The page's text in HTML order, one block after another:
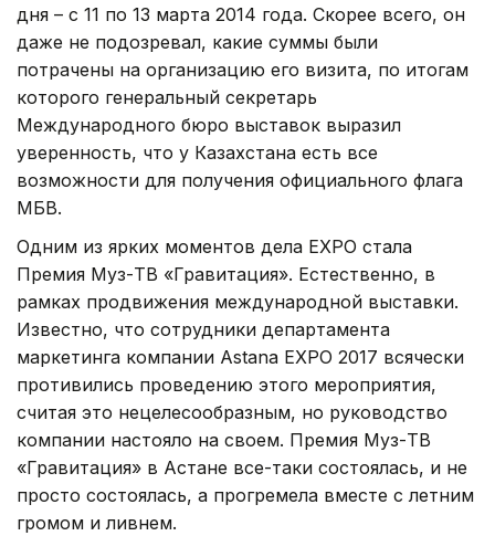
дня – с 11 по 13 марта 2014 года. Скорее всего, он
даже не подозревал, какие суммы были
потрачены на организацию его визита, по итогам
которого генеральный секретарь
Международного бюро выставок выразил
уверенность, что у Казахстана есть все
возможности для получения официального флага
МБВ.
Одним из ярких моментов дела EXPO стала
Премия Муз-ТВ «Гравитация». Естественно, в
рамках продвижения международной выставки.
Известно, что сотрудники департамента
маркетинга компании Astana EXPO 2017 всячески
противились проведению этого мероприятия,
считая это нецелесообразным, но руководство
компании настояло на своем. Премия Муз-ТВ
«Гравитация» в Астане все-таки состоялась, и не
просто состоялась, а прогремела вместе с летним
громом и ливнем.